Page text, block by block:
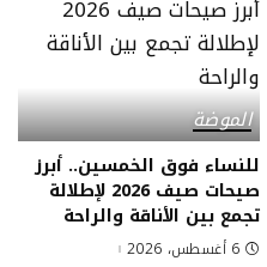
الموضة
للنساء فوق الخمسين.. أبرز
صيحات صيف 2026 لإطلالة
تجمع بين الأناقة والراحة
6 أغسطس، 2026